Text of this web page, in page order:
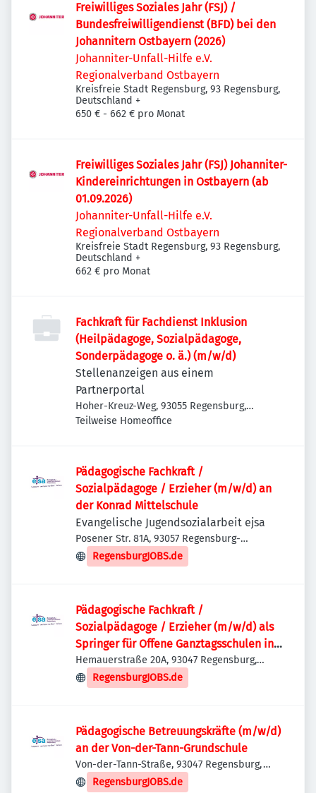
Freiwilliges Soziales Jahr (FSJ) /
Bundesfreiwilligendienst (BFD) bei den
Johannitern Ostbayern (2026)
Johanniter-Unfall-Hilfe e.V.
Regionalverband Ostbayern
Kreisfreie Stadt Regensburg, 93 Regensburg,
Deutschland +
650 € - 662 € pro Monat
Freiwilliges Soziales Jahr (FSJ) Johanniter-
Kindereinrichtungen in Ostbayern (ab
01.09.2026)
Johanniter-Unfall-Hilfe e.V.
Regionalverband Ostbayern
Kreisfreie Stadt Regensburg, 93 Regensburg,
Deutschland +
662 € pro Monat
Fachkraft für Fachdienst Inklusion
(Heilpädagoge, Sozialpädagoge,
Sonderpädagoge o. ä.) (m/w/d)
Stellenanzeigen aus einem
Partnerportal
Hoher-Kreuz-Weg, 93055 Regensburg,
Deutschland
Teilweise Homeoffice
Pädagogische Fachkraft /
Sozialpädagoge / Erzieher (m/w/d) an
der Konrad Mittelschule
Evangelische Jugendsozialarbeit ejsa
Posener Str. 81A, 93057 Regensburg-
Konradsiedlung-Wutzlhofen, Deutschland
RegensburgJOBS.de
Pädagogische Fachkraft /
Sozialpädagoge / Erzieher (m/w/d) als
Springer für Offene Ganztagsschulen in
Regensburg
Hemauerstraße 20A, 93047 Regensburg,
Deutschland
RegensburgJOBS.de
Pädagogische Betreuungskräfte (m/w/d)
an der Von-der-Tann-Grundschule
Von-der-Tann-Straße, 93047 Regensburg,
Deutschland
RegensburgJOBS.de